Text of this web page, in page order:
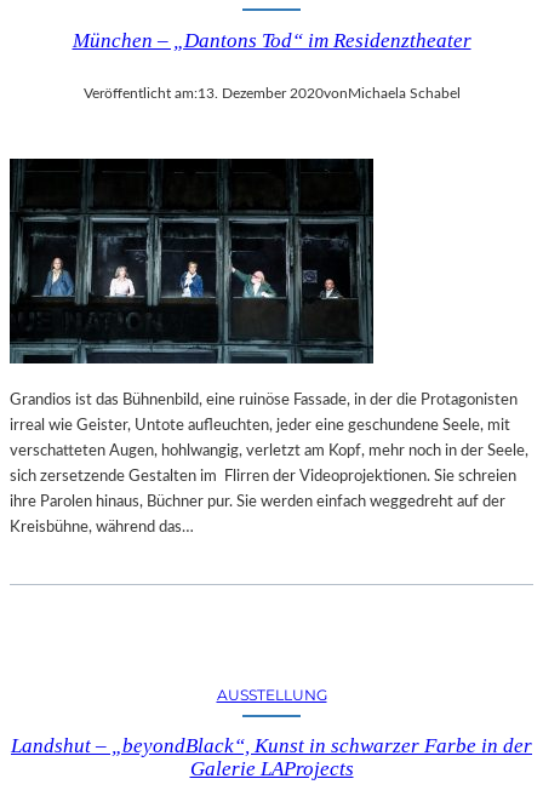
München – „Dantons Tod“ im Residenztheater
Veröffentlicht am:13. Dezember 2020vonMichaela Schabel
Grandios ist das Bühnenbild, eine ruinöse Fassade, in der die Protagonisten
irreal wie Geister, Untote aufleuchten, jeder eine geschundene Seele, mit
verschatteten Augen, hohlwangig, verletzt am Kopf, mehr noch in der Seele,
sich zersetzende Gestalten im Flirren der Videoprojektionen. Sie schreien
ihre Parolen hinaus, Büchner pur. Sie werden einfach weggedreht auf der
Kreisbühne, während das…
AUSSTELLUNG
Landshut – „beyondBlack“, Kunst in schwarzer Farbe in der
Galerie LAProjects